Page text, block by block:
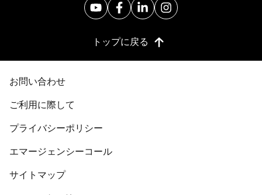
トップに戻る
お問い合わせ
ご利用に際して
プライバシーポリシー
エマージェンシーコール
サイトマップ